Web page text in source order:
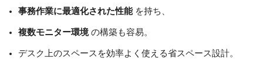
事務作業に最適化された性能を持ち、
複数モニター環境の構築も容易。
デスク上のスペースを効率よく使える省スペース設計。